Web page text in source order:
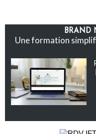
BRAND
Une formation